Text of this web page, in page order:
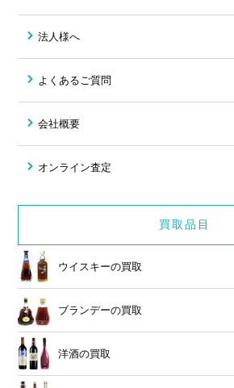
法人様へ
よくあるご質問
会社概要
オンライン査定
買取品目
ウイスキーの買取
ブランデーの買取
洋酒の買取